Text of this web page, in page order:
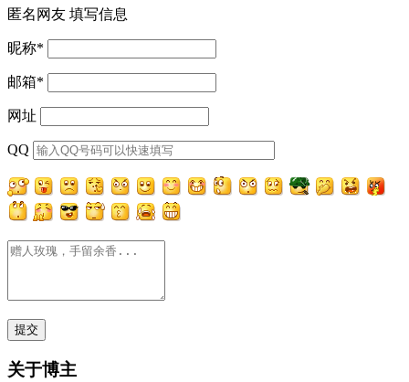
匿名网友 填写信息
昵称*
邮箱*
网址
QQ
关于博主